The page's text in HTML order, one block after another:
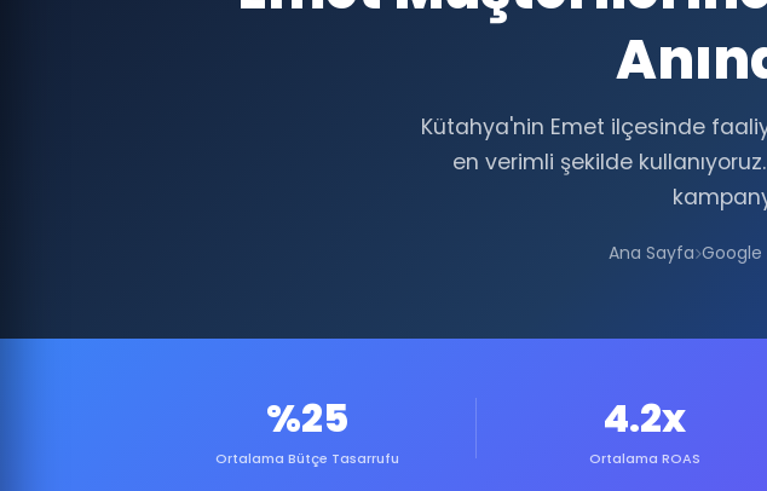
Kütahya'nin Emet ilçesinde
en verimli şekilde
Ana Sayfa Google
%25
Ortalama Bütçe Tasarrufu
4.2x
Ortalama ROAS